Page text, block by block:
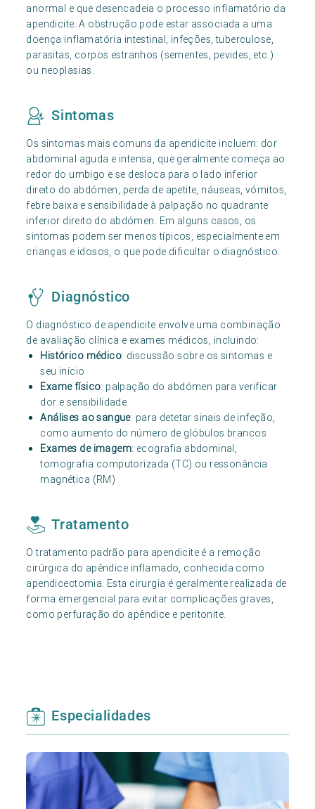
anormal e que desencadeia o processo inflamatório da
apendicite. A obstrução pode estar associada a uma
doença inflamatória intestinal, infeções, tuberculose,
parasitas, corpos estranhos (sementes, pevides, etc.)
ou neoplasias.
Sintomas
Os sintomas mais comuns da apendicite incluem: dor
abdominal aguda e intensa, que geralmente começa ao
redor do umbigo e se desloca para o lado inferior
direito do abdómen, perda de apetite, náuseas, vómitos,
febre baixa e sensibilidade à palpação no quadrante
inferior direito do abdómen. Em alguns casos, os
sintomas podem ser menos típicos, especialmente em
crianças e idosos, o que pode dificultar o diagnóstico.
Diagnóstico
O diagnóstico de apendicite envolve uma combinação
de avaliação clínica e exames médicos, incluindo:
Histórico médico: discussão sobre os sintomas e
seu início
Exame físico: palpação do abdómen para verificar
dor e sensibilidade
Análises ao sangue: para detetar sinais de infeção,
como aumento do número de glóbulos brancos
Exames de imagem: ecografia abdominal,
tomografia computorizada (TC) ou ressonância
magnética (RM)
Tratamento
O tratamento padrão para apendicite é a remoção
cirúrgica do apêndice inflamado, conhecida como
apendicectomia. Esta cirurgia é geralmente realizada de
forma emergencial para evitar complicações graves,
como perfuração do apêndice e peritonite.
Especialidades